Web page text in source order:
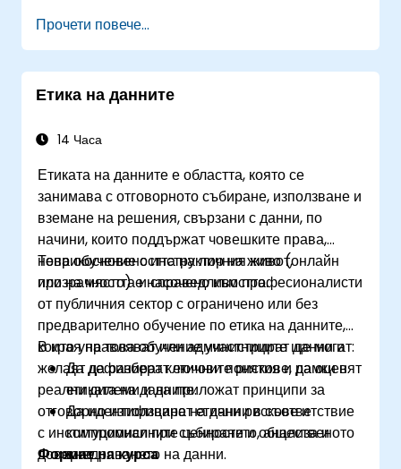
Прочети повече...
Етика на данните
14 Часа
Етиката на данните е областта, която се
занимава с отговорното събиране, използване и
вземане на решения, свързани с данни, по
начини, които поддържат човешките права,
неприкосновеността на личния живот,
прозрачността и справедливостта.
Това обучение с инструктор на живо (онлайн
или на място) е насочено към професионалисти
от публичния сектор с ограничено или без
предварително обучение по етика на данните,
които управляват или администрират данни и
желаят да разберат етичните рискове, да оценят
реални дилеми и да приложат принципи за
отговорно използване на данни в съответствие
с институционалните ценности и общественото
доверие.
В края на това обучение участниците ще могат:
Да дефинират ключови понятия и рамки в
етиката на данните.
Да идентифицират етични рискове и
компромиси при събирането, анализа и
внедряването на данни.
Формат на курса